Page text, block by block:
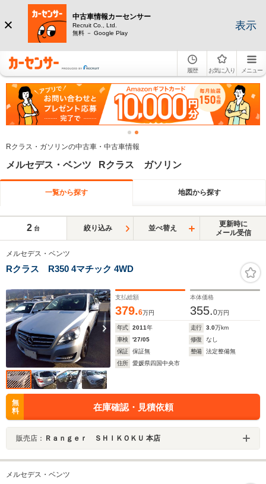
中古車情報カーセンサー
Recruit Co., Ltd.
無料 － Google Play
表示
履歴 お気に入り メニュー
Rクラス・ガソリンの中古車・中古車情報
メルセデス・ベンツ Rクラス ガソリン
一覧から探す 地図から探す
2 台 絞り込み 並べ替え
更新時に
メール受信
メルセデス・ベンツ
Rクラス R350 4マチック 4WD
支払総額
379.6万円
本体価格
355.0万円
年式 2011年 走行 3.0万km
車検
'27/05 修復
なし
保証
保証無 整備
法定整備無
住所
愛媛県四国中央市
無
料
在庫確認・見積依頼
販売店： Ｒａｎｇｅｒ ＳＨＩＫＯＫＵ 本店
メルセデス・ベンツ